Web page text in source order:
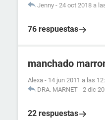
Jenny - 24 oct 2018 a
76 respuestas
manchado
Alexa - 14 jun 2011 a las
DRA. MARNET - 2 dic
22 respuestas